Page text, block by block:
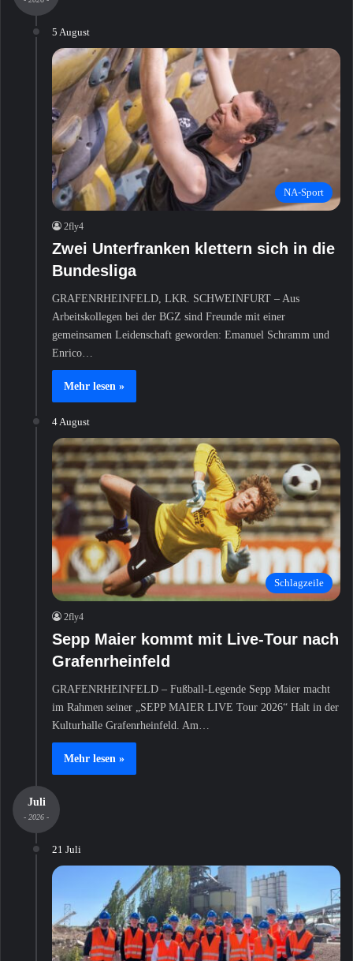
:
5 August
NA-Sport
2fly4
Zwei Unterfranken klettern sich in die
Bundesliga
GRAFENRHEINFELD, LKR. SCHWEINFURT – Aus
Arbeitskollegen bei der BGZ sind Freunde mit einer
gemeinsamen Leidenschaft geworden: Emanuel Schramm und
Enrico…
Mehr lesen »
4 August
Schlagzeile
2fly4
Sepp Maier kommt mit Live-Tour nach
Grafenrheinfeld
GRAFENRHEINFELD – Fußball-Legende Sepp Maier macht
im Rahmen seiner „SEPP MAIER LIVE Tour 2026“ Halt in der
Kulturhalle Grafenrheinfeld. Am…
Mehr lesen »
Juli
- 2026 -
21 Juli